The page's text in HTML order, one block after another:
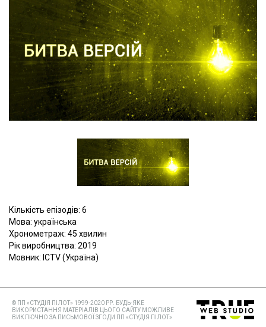
Кількість епізодів: 6
Мова: українська
Хронометраж: 45 хвилин
Рік виробництва: 2019
Мовник: ICTV (Україна)
© ПП «СТУДІЯ ПІЛОТ» 1999-2020 РР. БУДЬ-ЯКЕ
ВИКОРИСТАННЯ МАТЕРІАЛІВ ЦЬОГО САЙТУ МОЖЛИВЕ
ВИКЛЮЧНО ЗА ПИСЬМОВОЇ ЗГОДИ ПП «СТУДІЯ ПІЛОТ»